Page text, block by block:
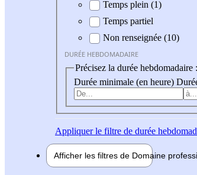
Durée hebdomadaire
Temps plein (1)
Temps partiel
Non renseignée (10)
DURÉE HEBDOMADAIRE
Précisez la durée hebdomadaire :
Durée minimale (en heure)
Appliquerle filtre de durée
Afficher les filtres de Domaine pro